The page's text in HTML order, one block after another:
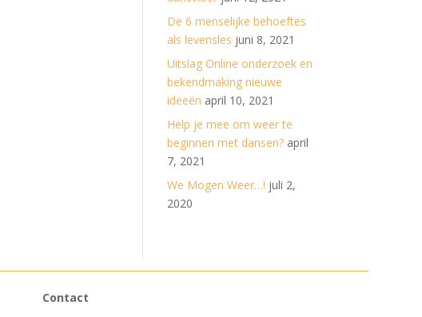
De 6 menselijke behoeftes
als levensles juni 8, 2021
Uitslag Online onderzoek en
bekendmaking nieuwe
ideeën april 10, 2021
Help je mee om weer te
beginnen met dansen? april
7, 2021
We Mogen Weer…! juli 2,
2020
Contact